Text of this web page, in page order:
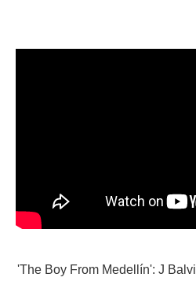
'The Boy From Medellín': J